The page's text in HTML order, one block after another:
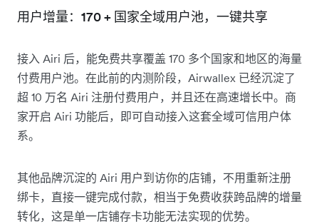
用户增量：170 + 国家全域用户池，一键共享
接入 Airi 后，能免费共享覆盖 170 多个国家和地区的海量
付费用户池。在此前的内测阶段，Airwallex 已经沉淀了
超 10 万名 Airi 注册付费用户，并且还在高速增长中。商
家开启 Airi 功能后，即可自动接入这套全域可信用户体
系。
其他品牌沉淀的 Airi 用户到访你的店铺，不用重新注册
绑卡，直接一键完成付款，相当于免费收获跨品牌的增量
转化，这是单一店铺存卡功能无法实现的优势。